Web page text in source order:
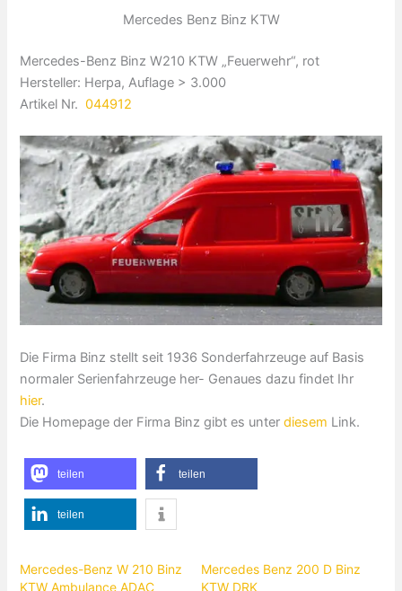
Mercedes Benz Binz KTW
Mercedes-Benz Binz W210 KTW „Feuerwehr“, rot
Hersteller: Herpa, Auflage > 3.000
Artikel Nr.044912
Die Firma Binz stellt seit 1936 Sonderfahrzeuge auf Basis
normaler Serienfahrzeuge her- Genaues dazu findet Ihr
hier.
Die Homepage der Firma Binz gibt es unterdiesem Link.
teilen teilen
teilen
Mercedes-Benz W 210 Binz
KTW Ambulance ADAC
Mercedes Benz 200 D Binz
KTW DRK